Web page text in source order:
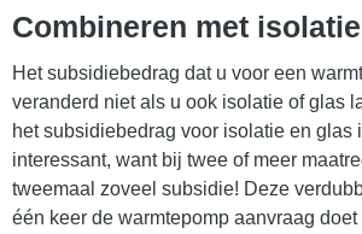
Combineren met isolatie
Het subsidiebedrag dat u voor een
veranderd niet als u ook isolatie of glas
het subsidiebedrag voor isolatie en glas
interessant, want bij twee of meer
tweemaal zoveel subsidie! Deze
één keer de warmtepomp aanvraag